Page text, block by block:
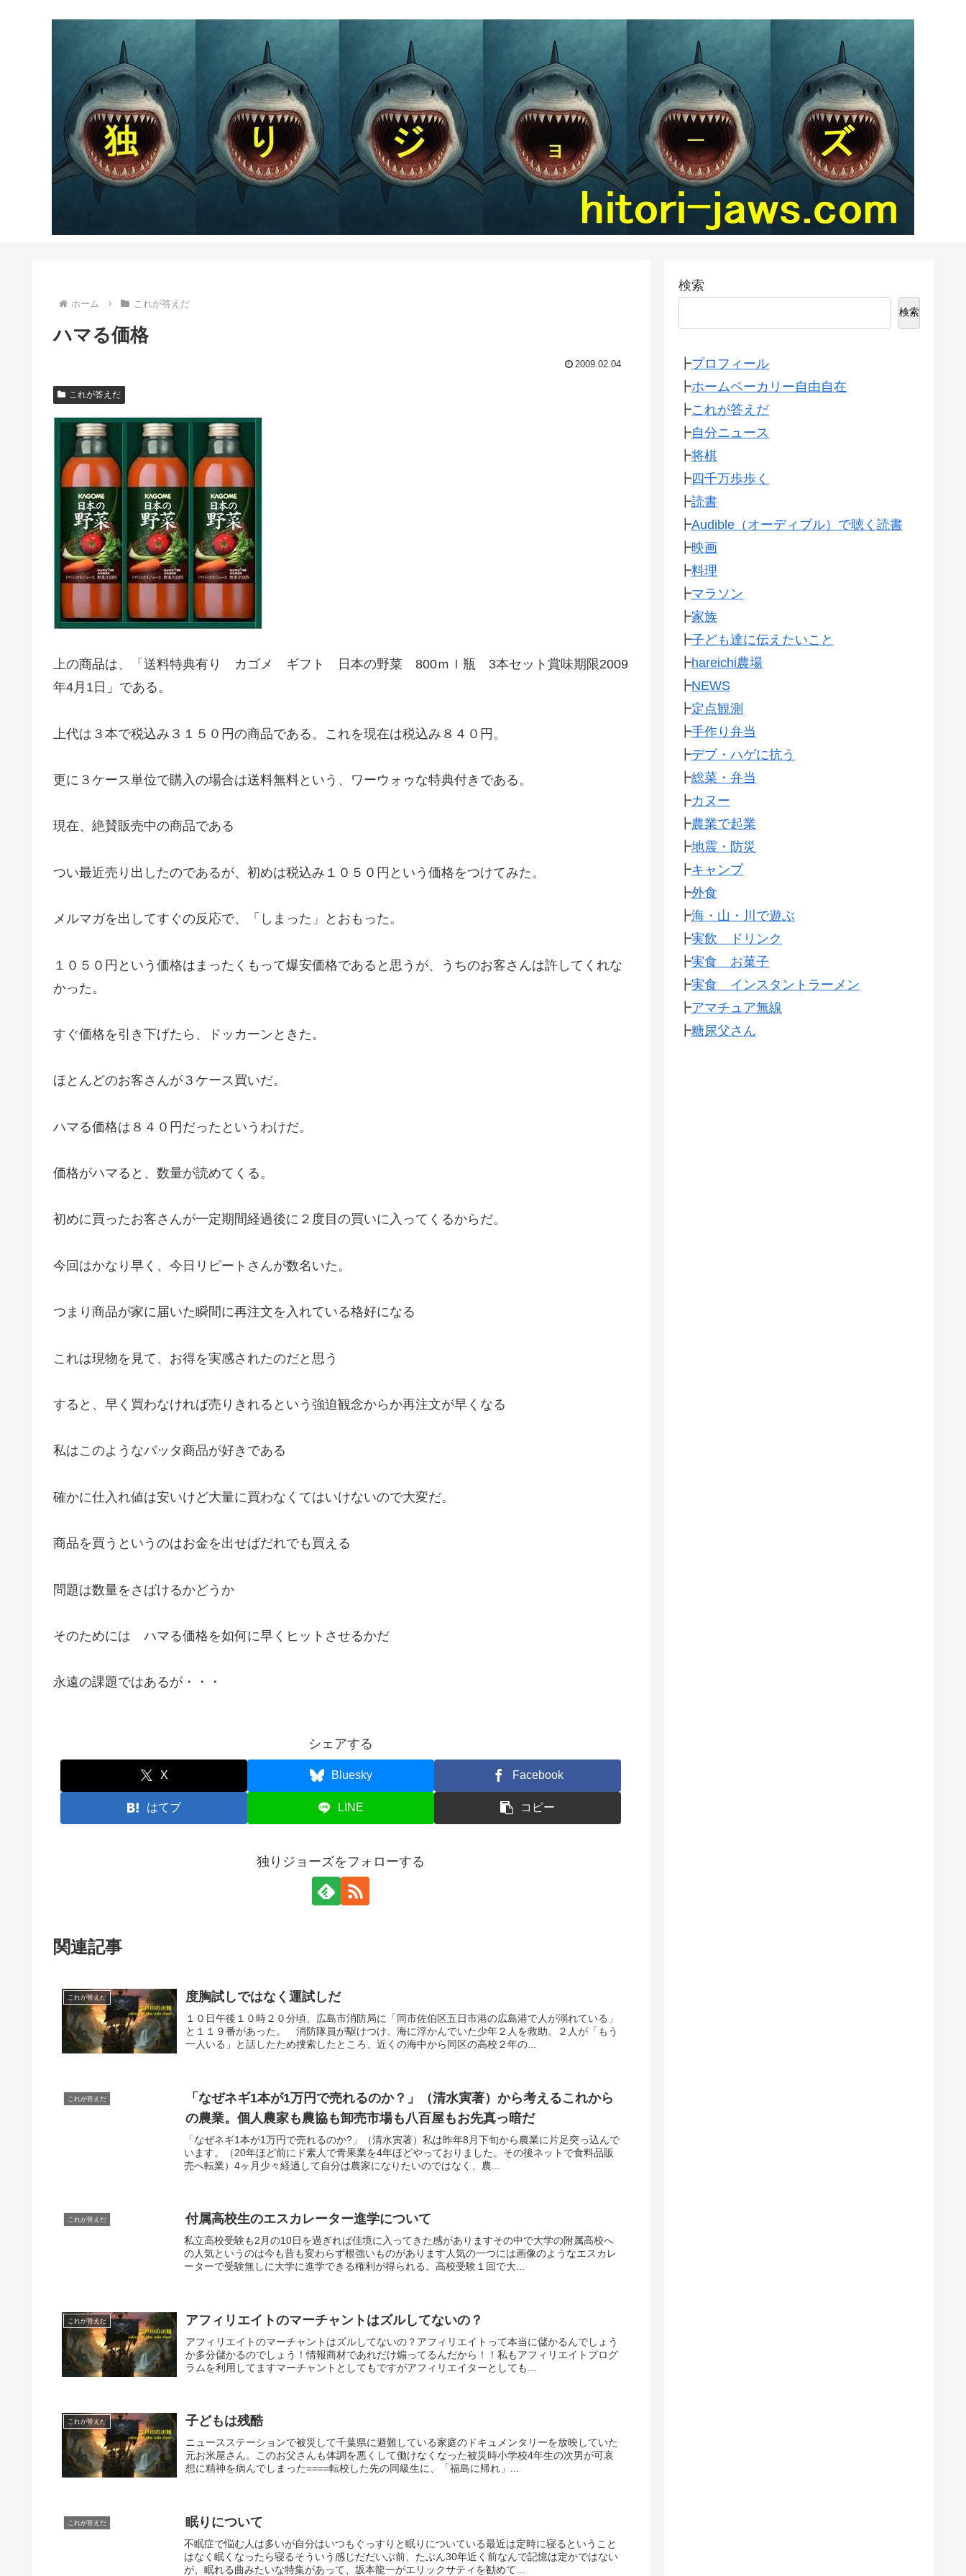
ホーム これが答えだ
ハマる価格
2009.02.04
これが答えだ
上の商品は、「送料特典有り カゴメ ギフト 日本の野菜 800ｍｌ瓶 3本セット賞味期限2009
年4月1日」である。
上代は３本で税込み３１５０円の商品である。これを現在は税込み８４０円。
更に３ケース単位で購入の場合は送料無料という、ワーウォゥな特典付きである。
現在、絶賛販売中の商品である
つい最近売り出したのであるが、初めは税込み１０５０円という価格をつけてみた。
メルマガを出してすぐの反応で、「しまった」とおもった。
１０５０円という価格はまったくもって爆安価格であると思うが、うちのお客さんは許してくれな
かった。
すぐ価格を引き下げたら、ドッカーンときた。
ほとんどのお客さんが３ケース買いだ。
ハマる価格は８４０円だったというわけだ。
価格がハマると、数量が読めてくる。
初めに買ったお客さんが一定期間経過後に２度目の買いに入ってくるからだ。
今回はかなり早く、今日リピートさんが数名いた。
つまり商品が家に届いた瞬間に再注文を入れている格好になる
これは現物を見て、お得を実感されたのだと思う
すると、早く買わなければ売りきれるという強迫観念からか再注文が早くなる
私はこのようなバッタ商品が好きである
確かに仕入れ値は安いけど大量に買わなくてはいけないので大変だ。
商品を買うというのはお金を出せばだれでも買える
問題は数量をさばけるかどうか
そのためには ハマる価格を如何に早くヒットさせるかだ
永遠の課題ではあるが・・・
シェアする
X Bluesky Facebook
はてブ LINE コピー
独りジョーズをフォローする
関連記事
これが答えだ 度胸試しではなく運試しだ
１０日午後１０時２０分頃、広島市消防局に「同市佐伯区五日市港の広島港で人が溺れている」
と１１９番があった。 消防隊員が駆けつけ、海に浮かんでいた少年２人を救助。２人が「もう
一人いる」と話したため捜索したところ、近くの海中から同区の高校２年の...
これが答えだ
「なぜネギ1本が1万円で売れるのか？」（清水寅著）から考えるこれから
の農業。個人農家も農協も卸売市場も八百屋もお先真っ暗だ
「なぜネギ1本が1万円で売れるのか?」（清水寅著）私は昨年8月下旬から農業に片足突っ込んで
います。（20年ほど前にド素人で青果業を4年ほどやっておりました。その後ネットで食料品販
売へ転業）4ヶ月少々経過して自分は農家になりたいのではなく、農...
これが答えだ 付属高校生のエスカレーター進学について
私立高校受験も2月の10日を過ぎれば佳境に入ってきた感がありますその中で大学の附属高校へ
の人気というのは今も昔も変わらず根強いものがあります人気の一つには画像のようなエスカレ
ーターで受験無しに大学に進学できる権利が得られる。高校受験１回で大...
これが答えだ アフィリエイトのマーチャントはズルしてないの？
アフィリエイトのマーチャントはズルしてないの？アフィリエイトって本当に儲かるんでしょう
か多分儲かるのでしょう！情報商材であれだけ煽ってるんだから！！私もアフィリエイトプログ
ラムを利用してますマーチャントとしてもですがアフィリエイターとしても...
これが答えだ 子どもは残酷
ニュースステーションで被災して千葉県に避難している家庭のドキュメンタリーを放映していた
元お米屋さん。このお父さんも体調を悪くして働けなくなった被災時小学校4年生の次男が可哀
想に精神を病んでしまった====転校した先の同級生に、「福島に帰れ」...
これが答えだ 眠りについて
不眠症で悩む人は多いが自分はいつもぐっすりと眠りについている最近は定時に寝るということ
はなく眠くなったら寝るそういう感じだだいぶ前、たぶん30年近く前なんで記憶は定かではない
が、眠れる曲みたいな特集があって、坂本龍一がエリックサティを勧めて...
検索
検索
┣プロフィール
┣ホームベーカリー自由自在
┣これが答えだ
┣自分ニュース
┣将棋
┣四千万歩歩く
┣読書
┣Audible（オーディブル）で聴く読書
┣映画
┣料理
┣マラソン
┣家族
┣子ども達に伝えたいこと
┣hareichi農場
┣NEWS
┣定点観測
┣手作り弁当
┣デブ・ハゲに抗う
┣総菜・弁当
┣カヌー
┣農業で起業
┣地震・防災
┣キャンプ
┣外食
┣海・山・川で遊ぶ
┣実飲 ドリンク
┣実食 お菓子
┣実食 インスタントラーメン
┣アマチュア無線
┣糖尿父さん